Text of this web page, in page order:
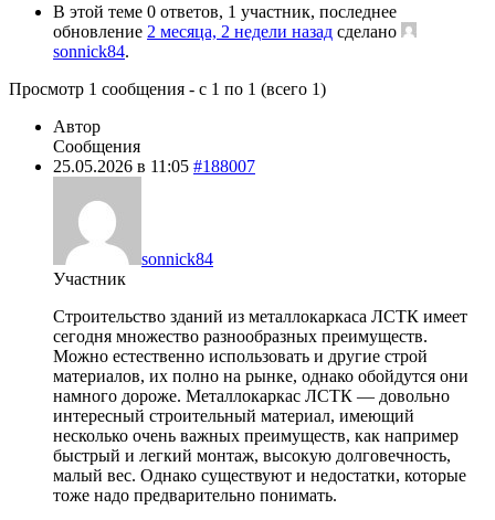
В этой теме 0 ответов, 1 участник, последнее
обновление 2 месяца, 2 недели назад сделано
sonnick84.
Просмотр 1 сообщения - с 1 по 1 (всего 1)
Автор
Сообщения
25.05.2026 в 11:05 #188007
sonnick84
Участник
Строительство зданий из металлокаркаса ЛСТК имеет
сегодня множество разнообразных преимуществ.
Можно естественно использовать и другие строй
материалов, их полно на рынке, однако обойдутся они
намного дороже. Металлокаркас ЛСТК — довольно
интересный строительный материал, имеющий
несколько очень важных преимуществ, как например
быстрый и легкий монтаж, высокую долговечность,
малый вес. Однако существуют и недостатки, которые
тоже надо предварительно понимать.